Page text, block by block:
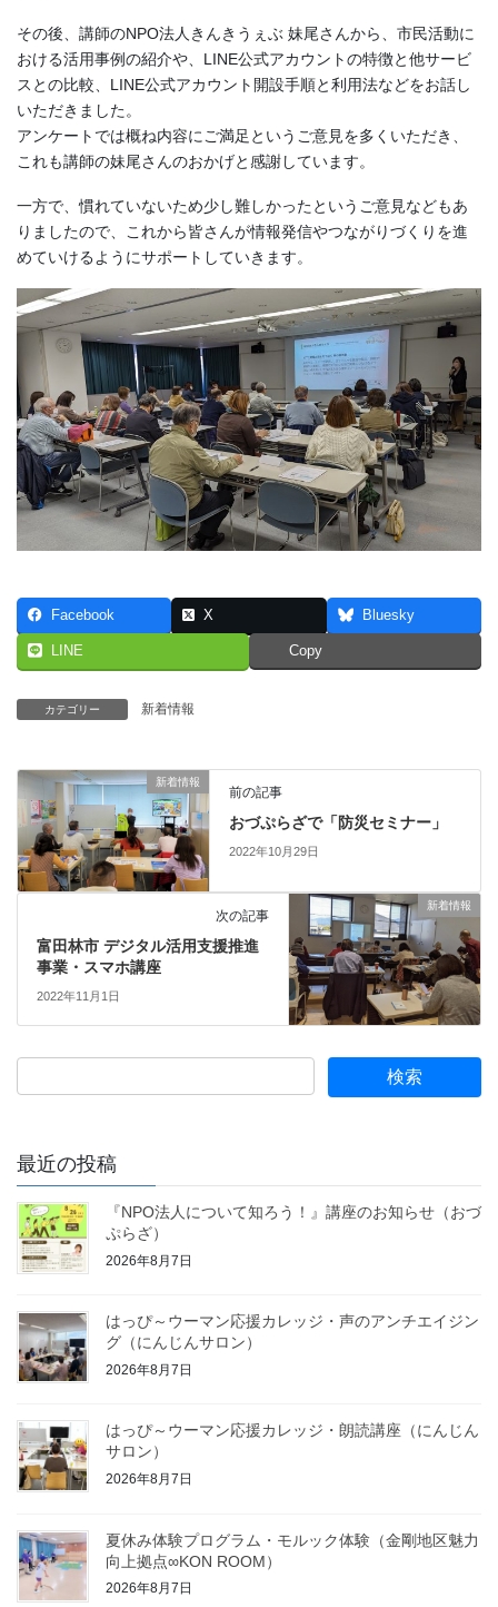
その後、講師のNPO法人きんきうぇぶ 妹尾さんから、市民活動に
おける活用事例の紹介や、LINE公式アカウントの特徴と他サービ
スとの比較、LINE公式アカウント開設手順と利用法などをお話し
いただきました。
アンケートでは概ね内容にご満足というご意見を多くいただき、
これも講師の妹尾さんのおかげと感謝しています。
一方で、慣れていないため少し難しかったというご意見などもあ
りましたので、これから皆さんが情報発信やつながりづくりを進
めていけるようにサポートしていきます。
Facebook X Bluesky
LINE Copy
カテゴリー 新着情報
新着情報
前の記事
おづぷらざで「防災セミナー」
2022年10月29日
新着情報
次の記事
富田林市 デジタル活用支援推進
事業・スマホ講座
2022年11月1日
最近の投稿
『NPO法人について知ろう！』講座のお知らせ（おづ
ぷらざ）
2026年8月7日
はっぴ～ウーマン応援カレッジ・声のアンチエイジン
グ（にんじんサロン）
2026年8月7日
はっぴ～ウーマン応援カレッジ・朗読講座（にんじん
サロン）
2026年8月7日
夏休み体験プログラム・モルック体験（金剛地区魅力
向上拠点∞KON ROOM）
2026年8月7日